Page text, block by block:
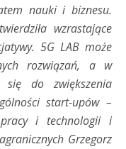
nauki i biznesu.
wzrastające
5G LAB może
rozwiązań, a w
się do zwiększenia
start-upów –
i technologii i
Grzegorz